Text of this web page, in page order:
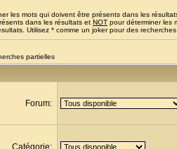
les mots qui doivent être présents dans les
dans les résultats et NOT pour déterminer les
Utilisez * comme un joker pour des
partielles
Forum:
Catégorie: